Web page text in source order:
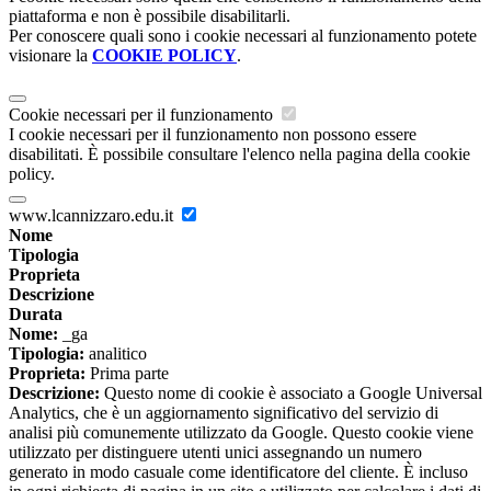
piattaforma e non è possibile disabilitarli.
Per conoscere quali sono i cookie necessari al funzionamento potete
visionare la COOKIE POLICY.
Cookie necessari per il funzionamento
I cookie necessari per il funzionamento non possono essere
disabilitati. È possibile consultare l'elenco nella pagina della cookie
policy.
www.lcannizzaro.edu.it
Nome
Tipologia
Proprieta
Descrizione
Durata
Nome: _ga
Tipologia: analitico
Proprieta: Prima parte
Descrizione: Questo nome di cookie è associato a Google Universal
Analytics, che è un aggiornamento significativo del servizio di
analisi più comunemente utilizzato da Google. Questo cookie viene
utilizzato per distinguere utenti unici assegnando un numero
generato in modo casuale come identificatore del cliente. È incluso